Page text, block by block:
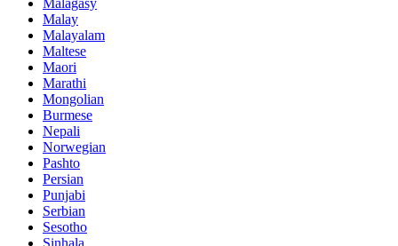
Malay
Malayalam
Maltese
Maori
Marathi
Mongolian
Burmese
Nepali
Norwegian
Pashto
Persian
Punjabi
Serbian
Sesotho
Sinhala